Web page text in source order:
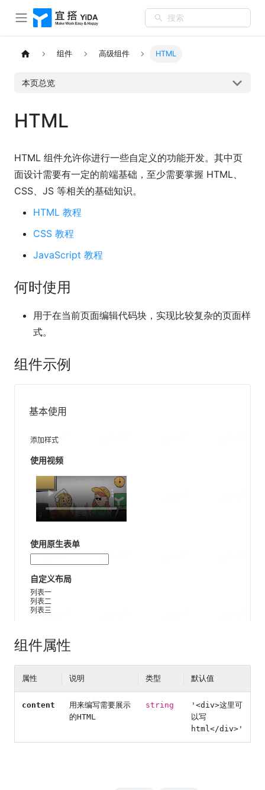
搜索
组件 高级组件 HTML
本页总览
HTML
HTML 组件允许你进行一些自定义的功能开发。其中页
面设计需要有一定的前端基础，至少需要掌握 HTML、
CSS、JS 等相关的基础知识。
HTML 教程
CSS 教程
JavaScript 教程
何时使用
用于在当前页面编辑代码块，实现比较复杂的页面样
式。
组件示例
组件属性
属性 说明 类型 默认值
content
用来编写需要展示
的HTML
string ' <div>这里可
以写
html</div> '